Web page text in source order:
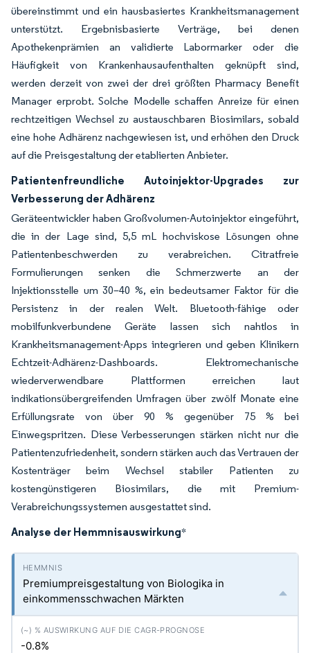
übereinstimmt und ein hausbasiertes Krankheitsmanagement
unterstützt. Ergebnisbasierte Verträge, bei denen
Apothekenprämien an validierte Labormarker oder die
Häufigkeit von Krankenhausaufenthalten geknüpft sind,
werden derzeit von zwei der drei größten Pharmacy Benefit
Manager erprobt. Solche Modelle schaffen Anreize für einen
rechtzeitigen Wechsel zu austauschbaren Biosimilars, sobald
eine hohe Adhärenz nachgewiesen ist, und erhöhen den Druck
auf die Preisgestaltung der etablierten Anbieter.
Patientenfreundliche Autoinjektor-Upgrades zur
Verbesserung der Adhärenz
Geräteentwickler haben Großvolumen-Autoinjektor eingeführt,
die in der Lage sind, 5,5 mL hochviskose Lösungen ohne
Patientenbeschwerden zu verabreichen. Citratfreie
Formulierungen senken die Schmerzwerte an der
Injektionsstelle um 30–40 %, ein bedeutsamer Faktor für die
Persistenz in der realen Welt. Bluetooth-fähige oder
mobilfunkverbundene Geräte lassen sich nahtlos in
Krankheitsmanagement-Apps integrieren und geben Klinikern
Echtzeit-Adhärenz-Dashboards. Elektromechanische
wiederverwendbare Plattformen erreichen laut
indikationsübergreifenden Umfragen über zwölf Monate eine
Erfüllungsrate von über 90 % gegenüber 75 % bei
Einwegspritzen. Diese Verbesserungen stärken nicht nur die
Patientenzufriedenheit, sondern stärken auch das Vertrauen der
Kostenträger beim Wechsel stabiler Patienten zu
kostengünstigeren Biosimilars, die mit Premium-
Verabreichungssystemen ausgestattet sind.
Analyse der Hemmnisauswirkung*
Premiumpreisgestaltung von Biologika in
einkommensschwachen Märkten
-0.8%